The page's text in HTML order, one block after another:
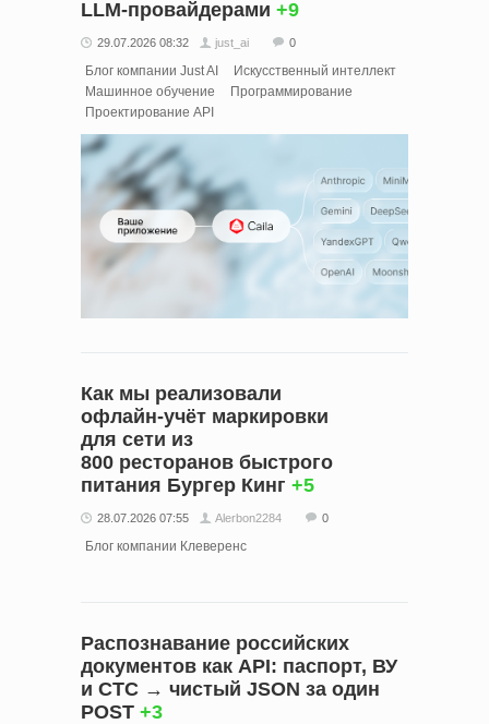
LLM‑провайдерами +9
29.07.2026 08:32 just_ai 0
Блог компании Just AI
Искусственный интеллект
Машинное обучение
Программирование
Проектирование API
Как мы реализовали
офлайн‑учёт маркировки
для сети из
800 ресторанов быстрого
питания Бургер Кинг +5
28.07.2026 07:55 Alerbon2284 0
Блог компании Клеверенс
Распознавание российских
документов как API: паспорт, ВУ
и СТС → чистый JSON за один
POST +3